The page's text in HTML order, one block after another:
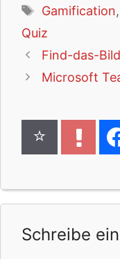
Schlagwörter
Gamification,
Quiz
Find-das-
Microsoft
Schreibe